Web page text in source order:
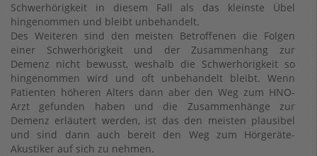
Schwerhörigkeit in diesem Fall als das kleinste Übel
hingenommen und bleibt unbehandelt.
Des Weiteren sind den meisten Betroffenen die Folgen
einer Schwerhörigkeit und der Zusammenhang zur
Demenz nicht bewusst, weshalb die Schwerhörigkeit so
hingenommen wird und oft unbehandelt bleibt. Wenn
Patienten höheren Alters dann aber den Weg zum HNO-
Arzt gefunden haben und die Zusammenhänge zur
Demenz erläutert werden, ist das den meisten plausibel
und sind dann auch bereit den Weg zum Hörgeräte-
Akustiker auf sich zu nehmen.